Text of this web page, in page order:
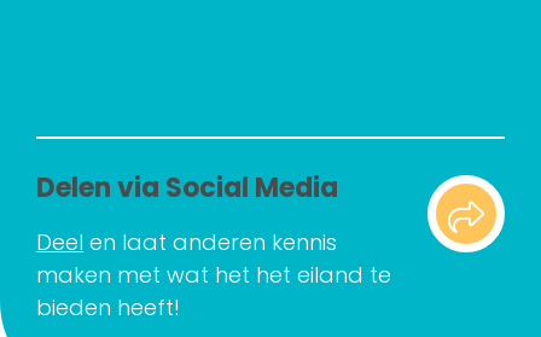
Delen via Social Media
Deel en laat anderen kennis
maken met wat het het eiland te
bieden heeft!